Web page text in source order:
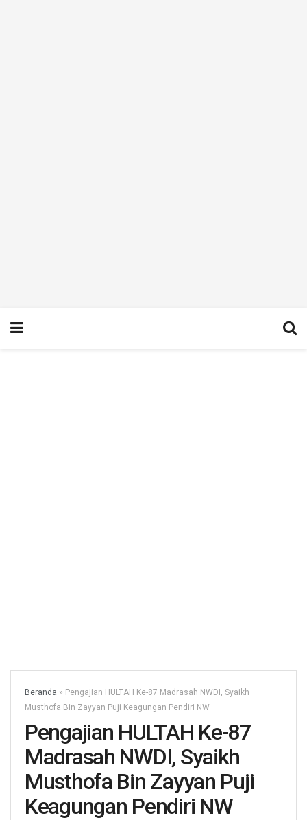
Beranda » Pengajian HULTAH Ke-87 Madrasah NWDI, Syaikh
Musthofa Bin Zayyan Puji Keagungan Pendiri NW
Pengajian HULTAH Ke-87
Madrasah NWDI, Syaikh
Musthofa Bin Zayyan Puji
Keagungan Pendiri NW